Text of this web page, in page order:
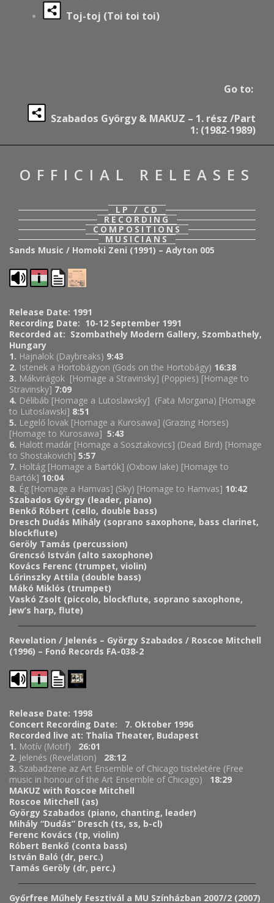
Toj-toj (Toi toi toi)
Go to:
Szabados György & MAKUZ – 1. rész /Part
1: (1982-1989)
OFFICIAL RELEASES
LP / CD
RECORDING
COMPOSITIONS
MUSICIANS
Sands Music / Homoki Zeni (1991) – Adyton 005
Release Date: 1991
Recording Date: 10-12 September 1991
Recorded at: Szombathely Modern Gallery, Szombathely,
Hungary
1. Hajnalok (Daybreaks) 9:43
2. Istenek a Hortobágyon (Gods on the Hortobágy) 16:38
3. Mákvirágok [Homage a Stravinsky] (Poppies) [Homage to
Stravinsky] 7:09
4. Délibáb [Homage a Lutoslawsky] (Fata Morgana) [Homage
to Lutoslawski] 8:51
5. Legelő lovak [Homage a Kurosawa] (Grazing Horses)
[Homage to Kurosawa] 5:43
6. Halott madár [Homage a Sosztakovics] (Dead Bird) [Homage
to Shostakovich] 5:57
7. Holtág [Homage a Bartók] (Oxbow lake) [Homage to
Bartók] 10:04
8. Ég [Homage a Hamvas] (Sky) [Homage to Hamvas] 10:42
Szabados György (leader, piano)
Benkő Róbert (cello, double bass)
Dresch Dudás Mihály (soprano saxophone, bass clarinet,
blockflute)
Geröly Tamás (percussion)
Grencsó István (alto saxophone)
Kovács Ferenc (trumpet, violin)
Lőrinszky Attila (double bass)
Mákó Miklós (trumpet)
Vaskó Zsolt (piccolo, blockflute, soprano saxophone,
jew’s harp, flute)
Revelation / Jelenés – György Szabados / Roscoe Mitchell
(1996) – Fonó Records FA-038-2
Release Date: 1998
Concert Recording Date: 7. Oktober 1996
Recorded live at: Thalia Theater, Budapest
1. Motív (Motif) 26:01
2. Jelenés (Revelation) 28:12
3. Szabadzene az Art Ensemble of Chicago tisteletére (Free
music in honour of the Art Ensemble of Chicago) 18:29
MAKUZ with Roscoe Mitchell
Roscoe Mitchell (as)
György Szabados (piano, chanting, leader)
Mihály “Dudás” Dresch (ts, ss, b-cl)
Ferenc Kovács (tp, violin)
Róbert Benkő (conta bass)
István Baló (dr, perc.)
Tamás Geröly (dr, perc.)
Győrfree Műhely Fesztivál a MU Színházban 2007/2 (2007)